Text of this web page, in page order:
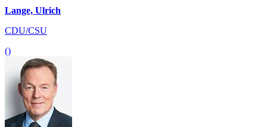
Lange, Ulrich
CDU/CSU
()